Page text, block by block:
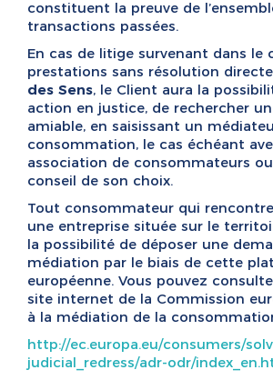
constituent la preuve de
transactions passées.
En cas de litige survenant dans le
prestations sans résolution directe
des Sens, le Client aura la
action en justice, de rechercher
amiable, en saisissant un
consommation, le cas échéant
association de consommateurs
conseil de son choix.
Tout consommateur qui
une entreprise située sur le
la possibilité de déposer une
médiation par le biais de cette
européenne. Vous pouvez
site internet de la Commission
à la médiation de la
http://ec.europa.eu/consumers/
judicial_redress/adr-odr/